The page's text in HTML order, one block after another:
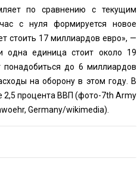
по сравнению с текущим
с нуля формируется новое
стоить 17 миллиардов евро», —
одна единица стоит около 19
до 6 миллиардов
на оборону в этом году. В
2,5 процента ВВП (фото-7th Army
Germany/wikimedia).